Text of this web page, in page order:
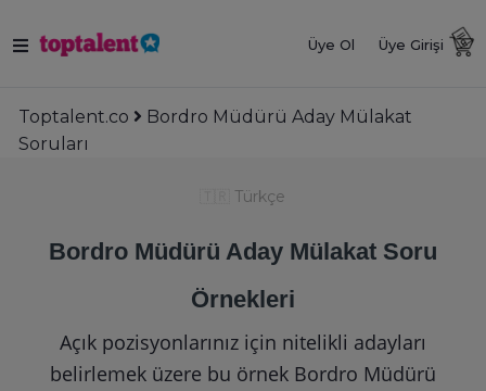
Üye Ol Üye Girişi
Toptalent.co
Bordro Müdürü Aday Mülakat
Soruları
Türkçe
Bordro Müdürü Aday Mülakat Soru
Örnekleri
Açık pozisyonlarınız için nitelikli adayları
belirlemek üzere bu örnek Bordro Müdürü